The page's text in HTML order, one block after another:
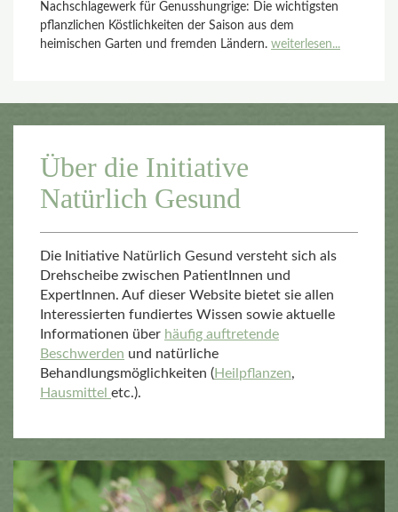
Nachschlagewerk für Genusshungrige: Die wichtigsten
pflanzlichen Köstlichkeiten der Saison aus dem
heimischen Garten und fremden Ländern. weiterlesen...
Über die Initiative
Natürlich Gesund
Die Initiative Natürlich Gesund versteht sich als
Drehscheibe zwischen PatientInnen und
ExpertInnen. Auf dieser Website bietet sie allen
Interessierten fundiertes Wissen sowie aktuelle
Informationen über häufig auftretende
Beschwerden und natürliche
Behandlungsmöglichkeiten (Heilpflanzen,
Hausmittel etc.).